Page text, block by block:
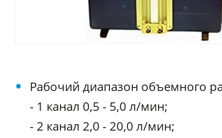
Рабочий диапазон объемного
- 1 канал 0,5 - 5,0 л/мин;
- 2 канал 2,0 - 20,0 л/мин;